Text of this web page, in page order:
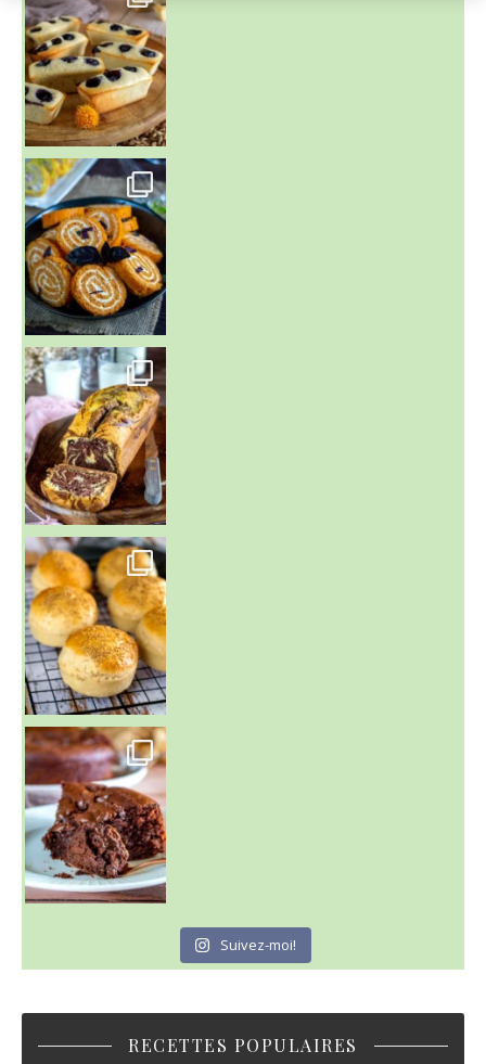
~ BUNS MAISON ~
Un peu de boulange par ici au
~ GÂTEAU FONDANT CHOCO NOISETTE ~
C'est lundi
Suivez-moi!
RECETTES POPULAIRES